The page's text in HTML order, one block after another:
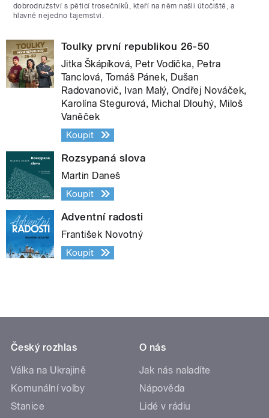
dobrodružství s pěticí trosečníků, kteří na něm našli útočiště, a
hlavně nejedno tajemství.
Toulky první republikou 26-50
Jitka Škápíková, Petr Vodička, Petra
Tanclová, Tomáš Pánek, Dušan
Radovanovič, Ivan Malý, Ondřej Nováček,
Karolína Stegurová, Michal Dlouhý, Miloš
Vaněček
Koupit
Rozsypaná slova
Martin Daneš
Koupit
Adventní radosti
František Novotný
Koupit
Český rozhlas
Válka na Ukrajině
Komunální volby
Stanice
O nás
Jak nás naladíte
Nápověda
Lidé v rádiu